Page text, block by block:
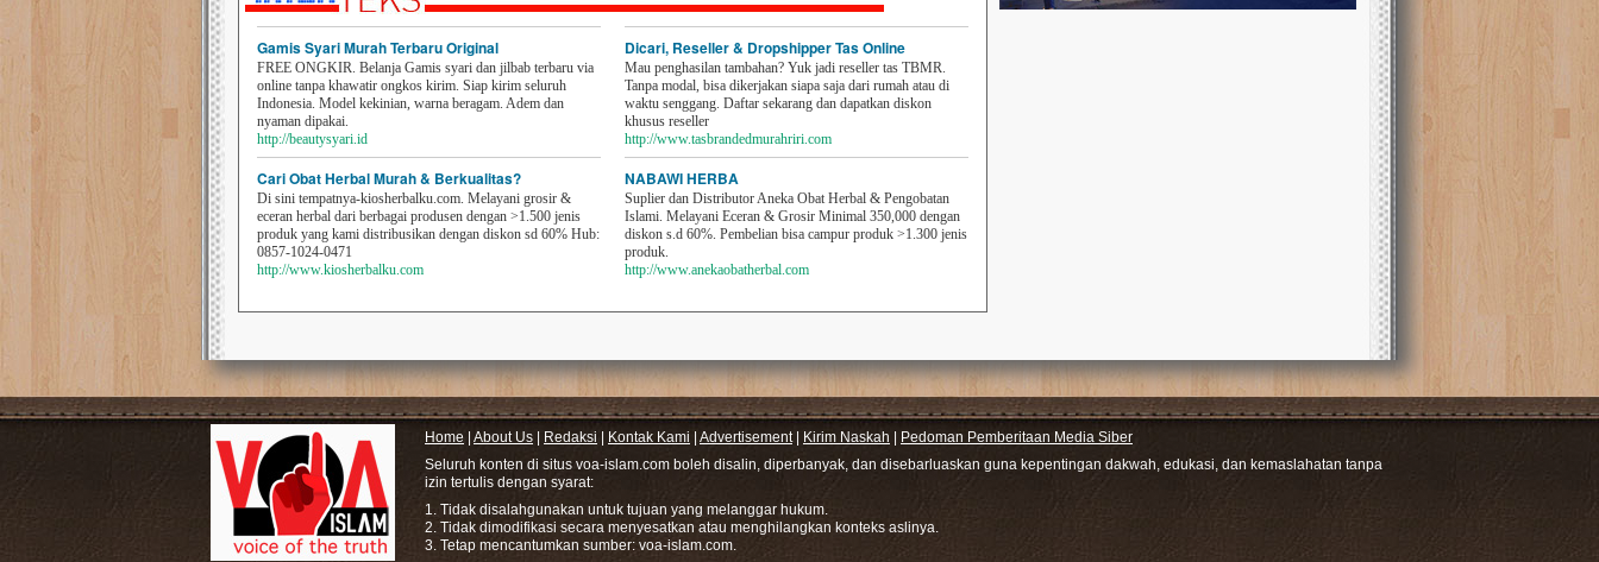
Gamis Syari Murah Terbaru Original
FREE ONGKIR. Belanja Gamis syari dan jilbab terbaru via
online tanpa khawatir ongkos kirim. Siap kirim seluruh
Indonesia. Model kekinian, warna beragam. Adem dan
nyaman dipakai.
http://beautysyari.id
Cari Obat Herbal Murah & Berkualitas?
Di sini tempatnya-kiosherbalku.com. Melayani grosir &
eceran herbal dari berbagai produsen dengan >1.500 jenis
produk yang kami distribusikan dengan diskon sd 60% Hub:
0857-1024-0471
http://www.kiosherbalku.com
Dicari, Reseller & Dropshipper Tas Online
Mau penghasilan tambahan? Yuk jadi reseller tas TBMR.
Tanpa modal, bisa dikerjakan siapa saja dari rumah atau di
waktu senggang. Daftar sekarang dan dapatkan diskon
khusus reseller
http://www.tasbrandedmurahriri.com
NABAWI HERBA
Suplier dan Distributor Aneka Obat Herbal & Pengobatan
Islami. Melayani Eceran & Grosir Minimal 350,000 dengan
diskon s.d 60%. Pembelian bisa campur produk >1.300 jenis
produk.
http://www.anekaobatherbal.com
Home About Us Redaksi Kontak Kami Advertisement| Kirim Naskah
Pedoman Pemberitaan Media Siber
Seluruh konten di situs voa-islam.com boleh disalin, diperbanyak, dan disebarluaskan guna kepentingan dakwah, edukasi, dan kemaslahatan tanpa
izin tertulis dengan syarat:
1. Tidak disalahgunakan untuk tujuan yang melanggar hukum.
2. Tidak dimodifikasi secara menyesatkan atau menghilangkan konteks aslinya.
3. Tetap mencantumkan sumber: voa-islam.com.